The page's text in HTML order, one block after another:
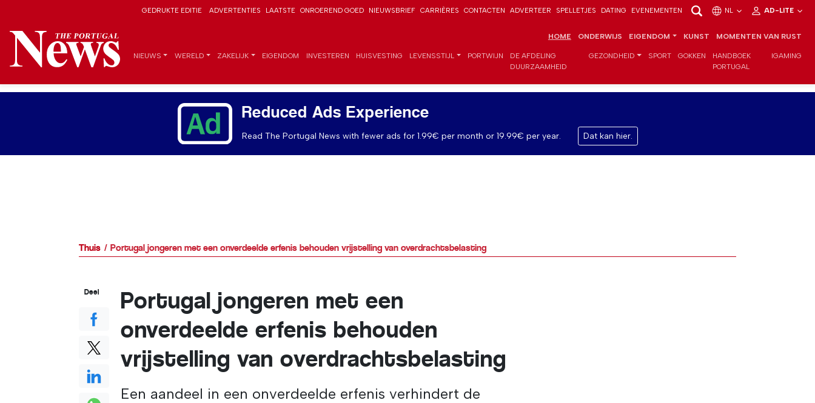
GEDRUKTE EDITIE ADVERTENTIES LAATSTE ONROEREND GOED NIEUWSBRIEF CARRIÈRES CONTACTEN ADVERTEER SPELLETJES DATING EVENEMENTEN NL AD-LITE
HOME ONDERWIJS EIGENDOM KUNST MOMENTEN VAN RUST
NIEUWS WERELD ZAKELIJK EIGENDOM INVESTEREN HUISVESTING LEVENSSTIJL PORTWIJN
DE AFDELING
DUURZAAMHEID
GEZONDHEID SPORT GOKKEN
HANDBOEK
PORTUGAL
IGAMING
Reduced Ads Experience
Read The Portugal News with fewer ads for 1.99€ per month or 19.99€ per year. Dat kan hier.
Thuis Portugal jongeren met een onverdeelde erfenis behouden vrijstelling van overdrachtsbelasting
Portugal jongeren met een
onverdeelde erfenis behouden
vrijstelling van overdrachtsbelasting
Een aandeel in een onverdeelde erfenis verhindert de
Deel